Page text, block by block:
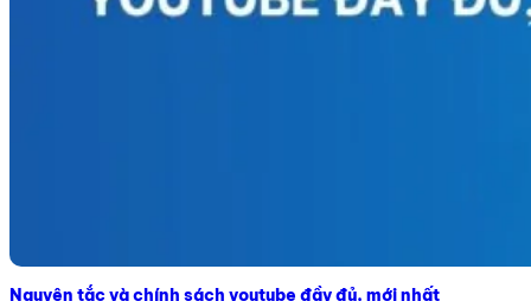
Nguyên tắc và chính sách youtube đầy đủ, mới nhất